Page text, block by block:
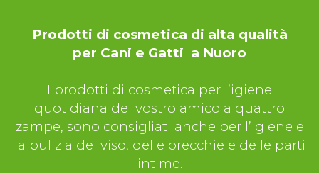
Prodotti di cosmetica di alta qualità
per Cani e Gatti a Nuoro
I prodotti di cosmetica per l’igiene
quotidiana del vostro amico a quattro
zampe, sono consigliati anche per l’igiene e
la pulizia del viso, delle orecchie e delle parti
intime.